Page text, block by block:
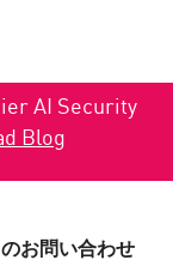
AI Security
Blog
お問い合わせ